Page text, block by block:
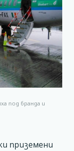
под бранда и
приземени